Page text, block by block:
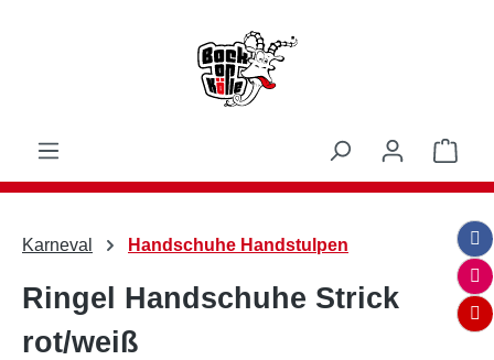
Karneval Handschuhe Handstulpen
Ringel Handschuhe Strick
rot/weiß